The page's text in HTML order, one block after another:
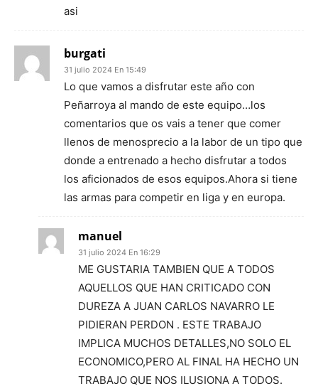
asi
burgati
31 julio 2024 En 15:49
Lo que vamos a disfrutar este año con
Peñarroya al mando de este equipo…los
comentarios que os vais a tener que comer
llenos de menosprecio a la labor de un tipo que
donde a entrenado a hecho disfrutar a todos
los aficionados de esos equipos.Ahora si tiene
las armas para competir en liga y en europa.
manuel
31 julio 2024 En 16:29
ME GUSTARIA TAMBIEN QUE A TODOS
AQUELLOS QUE HAN CRITICADO CON
DUREZA A JUAN CARLOS NAVARRO LE
PIDIERAN PERDON . ESTE TRABAJO
IMPLICA MUCHOS DETALLES,NO SOLO EL
ECONOMICO,PERO AL FINAL HA HECHO UN
TRABAJO QUE NOS ILUSIONA A TODOS.